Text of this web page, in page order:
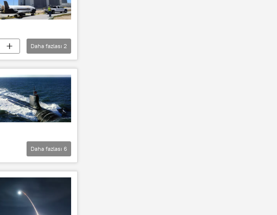
Daha fazlası 2
Daha fazlası 6